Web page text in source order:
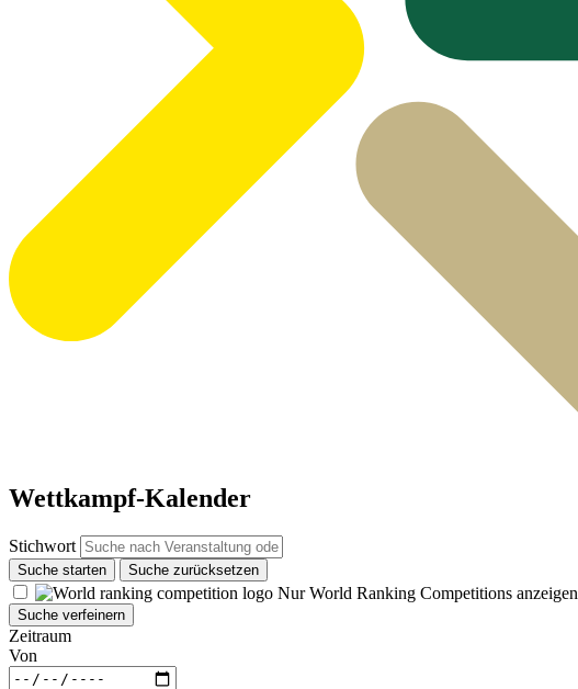
Wettkampf-Kalender
Stichwort
Suche starten Suche zurücksetzen
Nur World Ranking Competitions anzeigen
Suche verfeinern
Zeitraum
Von